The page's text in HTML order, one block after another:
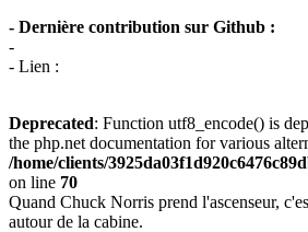
- Dernière contribution sur Github :
-
- Lien :
Deprecated: Function utf8_encode() is
the php.net documentation for various
/home/clients/
on line 70
Quand Chuck Norris prend l'ascenseur,
autour de la cabine.